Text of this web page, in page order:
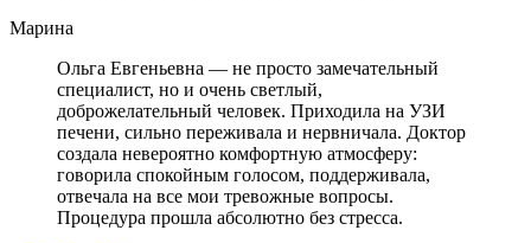
Марина
Ольга Евгеньевна — не просто замечательный
специалист, но и очень светлый,
доброжелательный человек. Приходила на УЗИ
печени, сильно переживала и нервничала. Доктор
создала невероятно комфортную атмосферу:
говорила спокойным голосом, поддерживала,
отвечала на все мои тревожные вопросы.
Процедура прошла абсолютно без стресса.